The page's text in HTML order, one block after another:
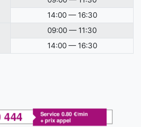
14:00 — 16:30
09:00 — 11:30
14:00 — 16:30